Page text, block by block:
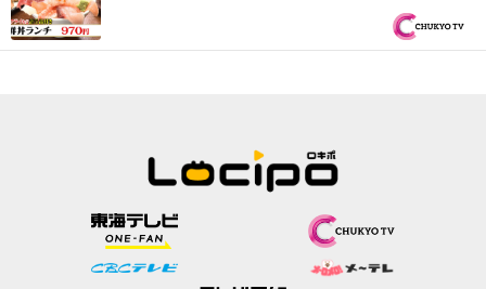
ジアンキッチン媽媽や」25種類のビュッフ
ェ付き！ハラミステーキランチ『PS純金